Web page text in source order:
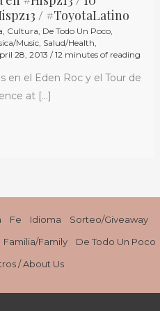
/ #ToyotaLatino
, Cultura, De Todo Un Poco,
Music, Salud/Health,
28, 2013 /12 minutes of reading
en el Eden Roc y el Tour de
at […]
Fe Idioma
Sorteo/Giveaway
Familia/Family
De Todo Un Poco
/ About Us